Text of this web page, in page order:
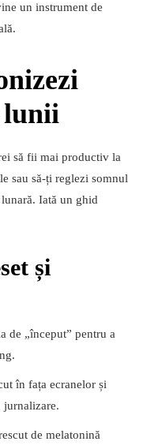
un instrument de
lunii
să fii mai productiv la
sau să-ți reglezi somnul
Iată un ghid
și
de „început” pentru a
în fața ecranelor și
jurnalizare.
de melatonină